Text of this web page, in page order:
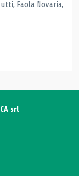
Paola Novaria,
srl